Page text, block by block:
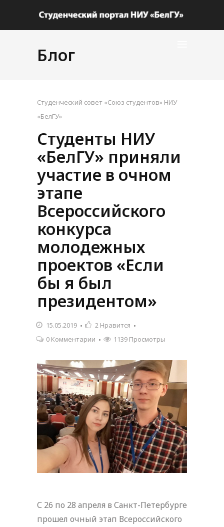
Блог
Студенческий совет «Союз студентов» НИУ
«БелГУ»
Студенты НИУ
«БелГУ» приняли
участие в очном
этапе
Всероссийского
конкурса
молодежных
проектов «Если
бы я был
президентом»
15.05.2019 2 Нравится
0 Комментарии
1139 Просмотры
С 26 по 28 апреля в Санкт-Петербурге
прошел очный этап Всероссийского